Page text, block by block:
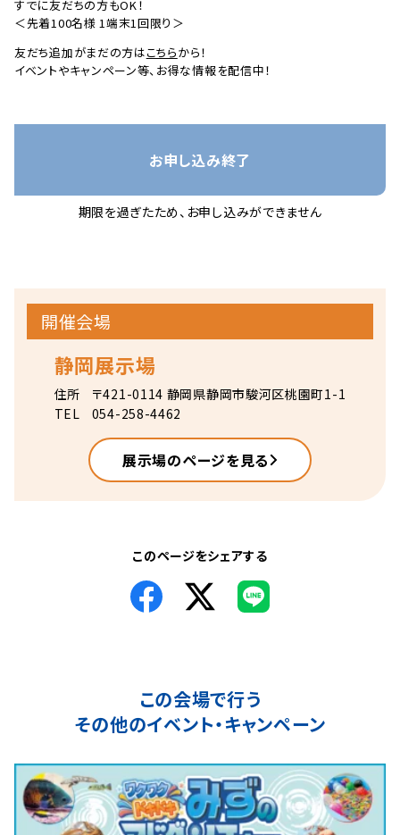
すでに友だちの方もOK！
＜先着100名様 1端末1回限り＞
友だち追加がまだの方はこちらから！
イベントやキャンペーン等、お得な情報を配信中！
お申し込み終了
期限を過ぎたため、お申し込みができません
開催会場
静岡展示場
住所
〒421-0114 静岡県静岡市駿河区桃園町1-1
TEL
054-258-4462
展示場のページを見る
このページをシェアする
この会場で行う
その他のイベント・キャンペーン